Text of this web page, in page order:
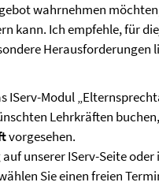
wahrnehmen
kann. Ich empfehle, für
Herausforderungen
IServ-Modul
Lehrkräften
vorgesehen.
unserer IServ-Seite oder
Sie einen freien